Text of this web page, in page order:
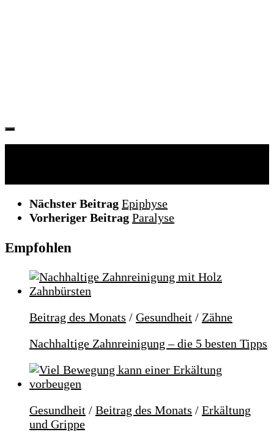
Nächster Beitrag Epiphyse
Vorheriger Beitrag Paralyse
Empfohlen
Beitrag des Monats / Gesundheit / Zähne
Nachhaltige Zahnreinigung – die 5 besten Tipps
Gesundheit / Beitrag des Monats / Erkältung
und Grippe